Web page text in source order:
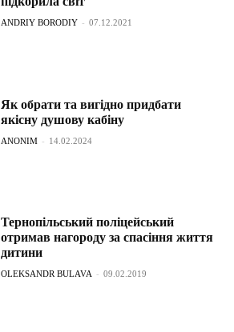
ANDRIY BORODIY - 07.12.2021
Як обрати та вигідно придбати
якісну душову кабіну
ANONIM - 14.02.2024
Тернопільський поліцейський
отримав нагороду за спасіння життя
дитини
OLEKSANDR BULAVA - 09.02.2019